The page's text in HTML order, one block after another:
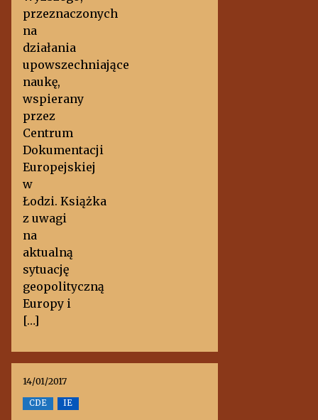
przeznaczonych
na
działania
upowszechniające
naukę,
wspierany
przez
Centrum
Dokumentacji
Europejskiej
w
Łodzi. Książka
z uwagi
na
aktualną
sytuację
geopolityczną
Europy i
[…]
14/01/2017
CDE IE